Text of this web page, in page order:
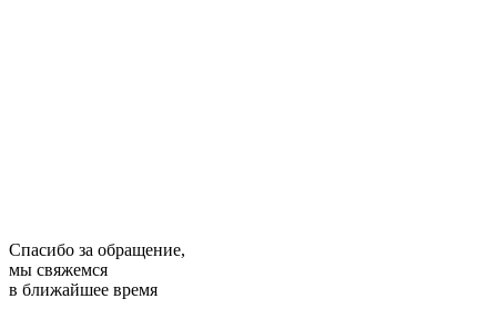
Спасибо за обращение,
мы свяжемся
в ближайшее время